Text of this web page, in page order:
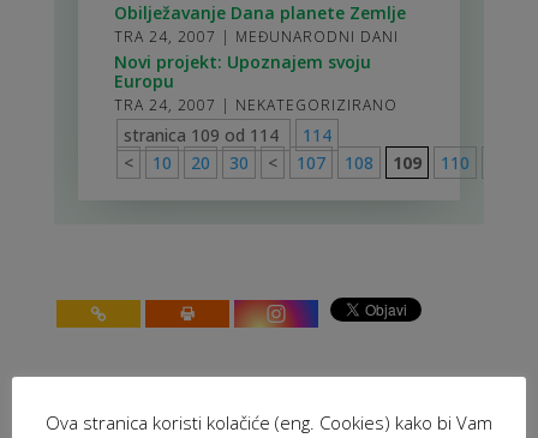
Obilježavanje Dana planete Zemlje
TRA 24, 2007 | MEĐUNARODNI DANI
Novi projekt: Upoznajem svoju
Europu
TRA 24, 2007 | NEKATEGORIZIRANO
stranica 109 od 114
114
<
10 20 30 < 107 108 109 110
Ova stranica koristi kolačiće (eng. Cookies) kako bi Vam